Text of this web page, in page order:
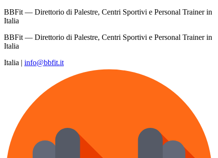
BBFit — Direttorio di Palestre, Centri Sportivi e Personal Trainer in
Italia
BBFit — Direttorio di Palestre, Centri Sportivi e Personal Trainer in
Italia
Italia | info@bbfit.it